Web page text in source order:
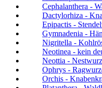
Cephalanthera -
Dactylorhiza -
Epipactis -
Gymnadenia -
Nigritella -
Neotinea - kein
Neottia -
Ophrys -
Orchis -